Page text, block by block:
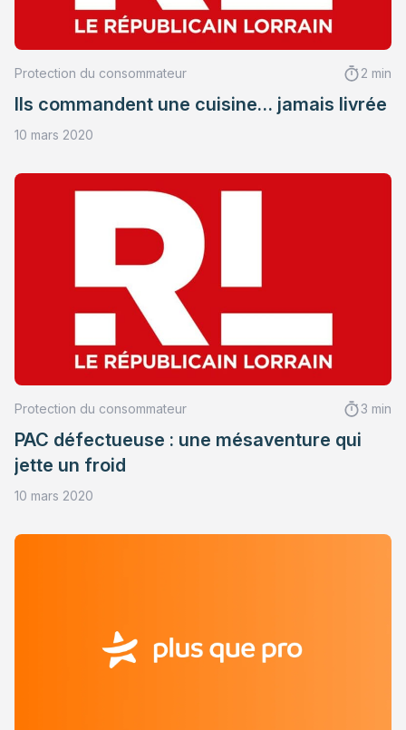
Protection du consommateur 2 min
Ils commandent une cuisine… jamais livrée
10 mars 2020
Protection du consommateur 3 min
PAC défectueuse : une mésaventure qui
jette un froid
10 mars 2020